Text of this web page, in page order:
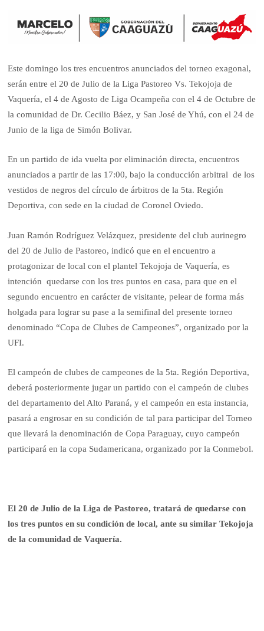
Este domingo los tres encuentros anunciados del torneo exagonal,
serán entre el 20 de Julio de la Liga Pastoreo Vs. Tekojoja de
Vaquería, el 4 de Agosto de Liga Ocampeña con el 4 de Octubre de
la comunidad de Dr. Cecilio Báez, y San José de Yhú, con el 24 de
Junio de la liga de Simón Bolivar.
En un partido de ida vuelta por eliminación directa, encuentros
anunciados a partir de las 17:00, bajo la conducción arbitral de los
vestidos de negros del círculo de árbitros de la 5ta. Región
Deportiva, con sede en la ciudad de Coronel Oviedo.
Juan Ramón Rodríguez Velázquez, presidente del club aurinegro
del 20 de Julio de Pastoreo, indicó que en el encuentro a
protagonizar de local con el plantel Tekojoja de Vaquería, es
intención quedarse con los tres puntos en casa, para que en el
segundo encuentro en carácter de visitante, pelear de forma más
holgada para lograr su pase a la semifinal del presente torneo
denominado “Copa de Clubes de Campeones”, organizado por la
UFI.
El campeón de clubes de campeones de la 5ta. Región Deportiva,
deberá posteriormente jugar un partido con el campeón de clubes
del departamento del Alto Paraná, y el campeón en esta instancia,
pasará a engrosar en su condición de tal para participar del Torneo
que llevará la denominación de Copa Paraguay, cuyo campeón
participará en la copa Sudamericana, organizado por la Conmebol.
El 20 de Julio de la Liga de Pastoreo, tratará de quedarse con
los tres puntos en su condición de local, ante su similar Tekojoja
de la comunidad de Vaquería.